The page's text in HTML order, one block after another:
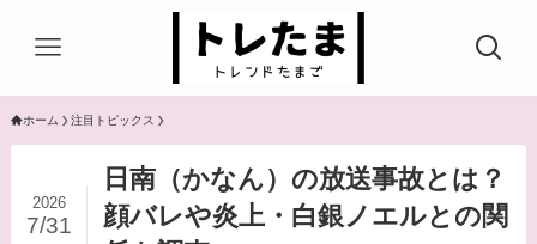
ホーム 注目トピックス
日南（かなん）の放送事故とは？
顔バレや炎上・白銀ノエルとの関
2026
7/31